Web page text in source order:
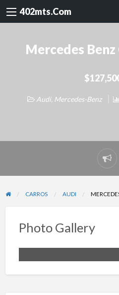
402mts.Com
Mercedes Benz
Audi, Mercedes-Benz
CARROS AUDI
Photo Gallery